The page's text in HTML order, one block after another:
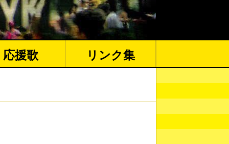
応援歌 リンク集